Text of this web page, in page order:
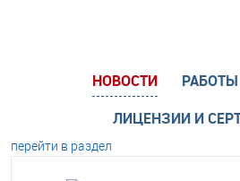
НОВОСТИ
ЛИЦЕНЗИИ И
перейти в раздел